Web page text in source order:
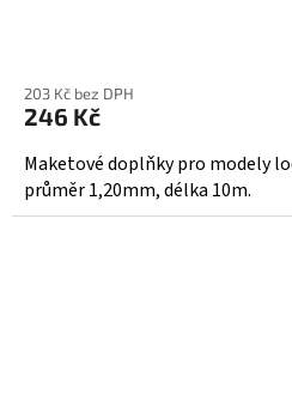
203 Kč bez DPH
246 Kč
Maketové doplňky pro modely
průměr 1,20mm, délka 10m.